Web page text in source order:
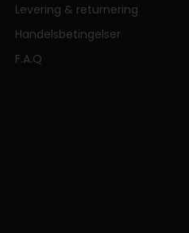
Levering & returnering
Handelsbetingelser
F.A.Q